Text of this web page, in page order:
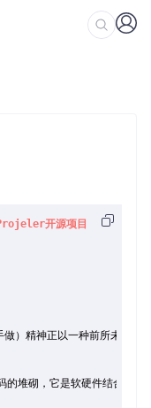
开源项目
）精神正以一种前所未有
的堆砌，它是软硬件结合的